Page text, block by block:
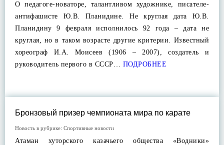
О педагоге-новаторе, талантливом художнике, писателе-
антифашисте Ю.В. Планидине. Не круглая дата Ю.В.
Планидину 9 февраля исполнилось 92 года – дата не
круглая, но в таком возрасте другие критерии. Известный
хореограф И.А. Моисеев (1906 – 2007), создатель и
руководитель первого в СССР… ПОДРОБНЕЕ
Бронзовый призер чемпионата мира по карате
Новость в рубрике: Спортивные новости
Атаман хуторского казачьего общества «Водники»